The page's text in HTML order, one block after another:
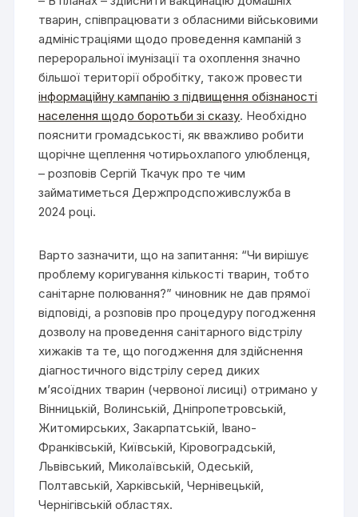
тварин, співпрацювати з обласними військовими
адміністраціями щодо проведення кампаній з
перероральної імунізації та охоплення значно
більшої території обробітку, також провести
інформаційну кампанію з підвищення обізнаності
населення щодо боротьби зі сказу. Необхідно
пояснити громадськості, як вважливо робити
щорічне щеплення чотирьохлапого улюбленця,
– розповів Сергій Ткачук про те чим
займатиметься Держпродспоживслужба в
2024 році.
Варто зазначити, що на запитання: “Чи вирішує
проблему коригування кількості тварин, тобто
санітарне полювання?” чиновник не дав прямої
відповіді, а розповів про процедуру погодження
дозволу на проведення санітарного відстрілу
хижаків та те, що погодження для здійснення
діагностичного відстрілу серед диких
м’ясоїдних тварин (червоної лисиці) отримано у
Вінницькій, Волинській, Дніпропетровській,
Житомирських, Закарпатській, Івано-
Франківській, Київській, Кіровоградській,
Львівський, Миколаївській, Одеській,
Полтавській, Харківській, Чернівецькій,
Чернігівській областях.